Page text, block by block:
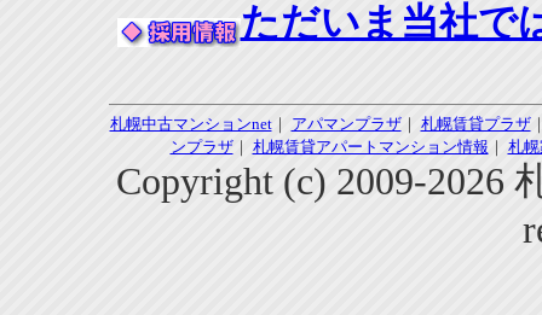
ただいま当社で
札幌中古マンションnet｜ アパマンプラザ｜ 札幌賃貸プラザ
ンプラザ｜ 札幌賃貸アパートマンション情報 ｜ 札
Copyright (c) 2009-2026